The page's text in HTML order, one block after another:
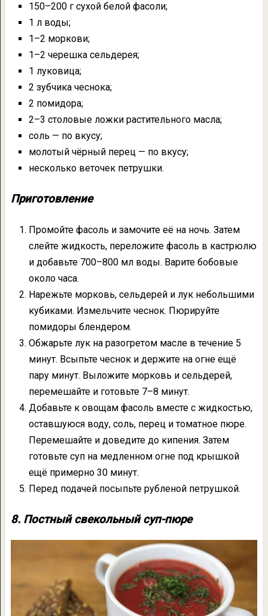
150–200 г сухой белой фасоли;
1 л воды;
1–2 моркови;
1–2 черешка сельдерея;
1 луковица;
2 зубчика чеснока;
2 помидора;
2–3 столовые ложки растительного масла;
соль — по вкусу;
молотый чёрный перец — по вкусу;
несколько веточек петрушки.
Приготовление
Промойте фасоль и замочите её на ночь. Затем
слейте жидкость, переложите фасоль в кастрюлю
и добавьте 700–800 мл воды. Варите бобовые
около часа.
Нарежьте морковь, сельдерей и лук небольшими
кубиками. Измельчите чеснок. Пюрируйте
помидоры блендером.
Обжарьте лук на разогретом масле в течение 5
минут. Всыпьте чеснок и держите на огне ещё
пару минут. Выложите морковь и сельдерей,
перемешайте и готовьте 7–8 минут.
Добавьте к овощам фасоль вместе с жидкостью,
оставшуюся воду, соль, перец и томатное пюре.
Перемешайте и доведите до кипения. Затем
готовьте суп на медленном огне под крышкой
ещё примерно 30 минут.
Перед подачей посыпьте рубленой петрушкой.
8. Постный свекольный суп-пюре